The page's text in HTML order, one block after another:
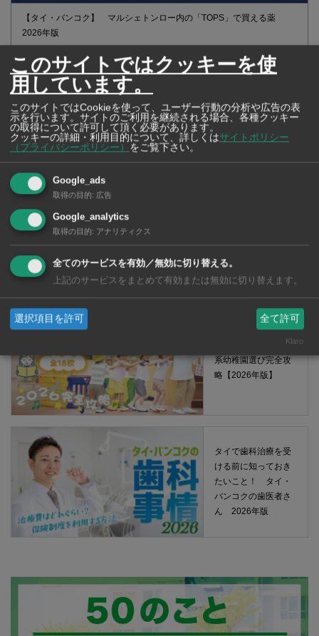
【タイ・バンコク】 マルシェトンロー内の「TOPS」で買える薬
2026年版
ク】 コンビニ（セ
ブンイレブン）で買
える薬 2026年版
タイ・バンコクの日
系幼稚園選び完全攻
略【2026年版】
タイで歯科治療を受
ける前に知っておき
たいこと！ タイ・
バンコクの歯医者さ
ん 2026年版
このサイトではクッキーを使
用しています。
このサイトではCookieを使って、ユーザー行動の分析や広告の表
示を行います。サイトのご利用を継続される場合、各種クッキー
の取得について許可して頂く必要があります。
クッキーの詳細・利用目的について、詳しくはサイトポリシー
（プライバシーポリシー）
をご覧下さい。
Google_ads
取得の目的: 広告
Google_analytics
取得の目的: アナリティクス
全てのサービスを有効／無効に切り替える。
上記のサービスをまとめて有効または無効に切り替えます。
選択項目を許可 全て許可
Klaro